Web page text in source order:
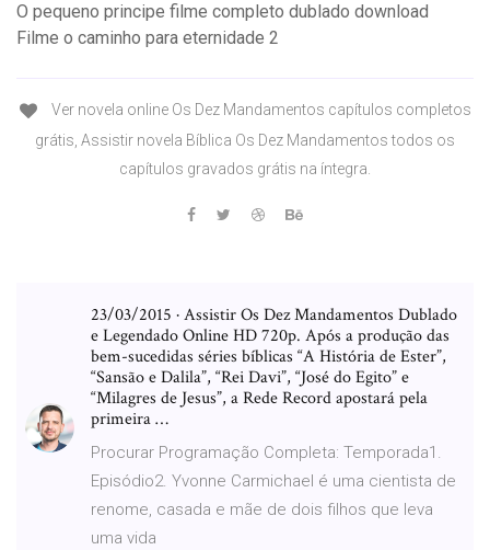
O pequeno principe filme completo dublado download
Filme o caminho para eternidade 2
Ver novela online Os Dez Mandamentos capítulos completos
grátis, Assistir novela Bíblica Os Dez Mandamentos todos os
capítulos gravados grátis na íntegra.
23/03/2015 · Assistir Os Dez Mandamentos Dublado
e Legendado Online HD 720p. Após a produção das
bem-sucedidas séries bíblicas “A História de Ester”,
“Sansão e Dalila”, “Rei Davi”, “José do Egito” e
“Milagres de Jesus”, a Rede Record apostará pela
primeira …
Procurar Programação Completa: Temporada1.
Episódio2. Yvonne Carmichael é uma cientista de
renome, casada e mãe de dois filhos que leva
uma vida